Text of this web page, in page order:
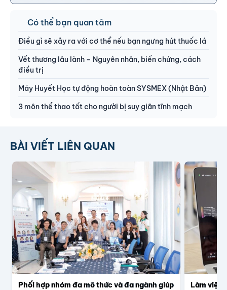
Có thể bạn quan tâm
Điều gì sẽ xảy ra với cơ thể nếu bạn ngưng hút thuốc lá
Vết thương lâu lành – Nguyên nhân, biến chứng, cách
điều trị
Máy Huyết Học tự động hoàn toàn SYSMEX (Nhật Bản)
3 môn thể thao tốt cho người bị suy giãn tĩnh mạch
BÀI VIẾT LIÊN QUAN
Phối hợp nhóm đa mô thức và đa ngành giúp
Làm việc